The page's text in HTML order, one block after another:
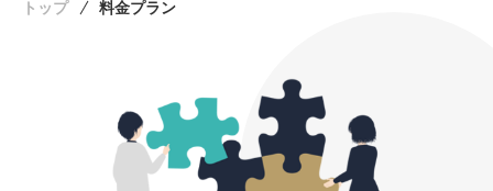
トップ 料金プラン